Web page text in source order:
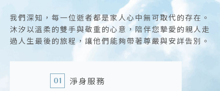
我們深知，每一位逝者都是家人心中無可取代的存在。
沐汐以溫柔的雙手與敬重的心意，陪伴您摯愛的親人走
過人生最後的旅程，讓他們能夠帶著尊嚴與安詳告別。
01 淨身服務